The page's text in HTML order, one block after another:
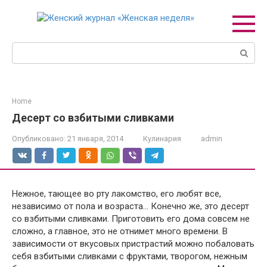
Поиск:
Home
Десерт со взбитыми сливками
Опубликовано: 21 января, 2014 Кулинария admin
Нежное, тающее во рту лакомство, его любят все,
независимо от пола и возраста… Конечно же, это десерт
со взбитыми сливками. Приготовить его дома совсем не
сложно, а главное, это не отнимет много времени. В
зависимости от вкусовых пристрастий можно побаловать
себя взбитыми сливками с фруктами, творогом, нежным